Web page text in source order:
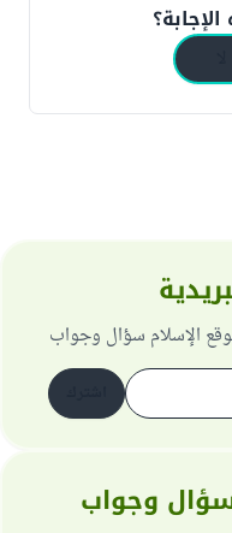
الإسلام سؤال وجواب
وجواب